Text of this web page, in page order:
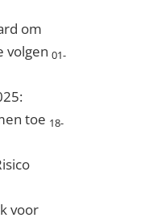
om
volgen 01-
toe 18-
voor